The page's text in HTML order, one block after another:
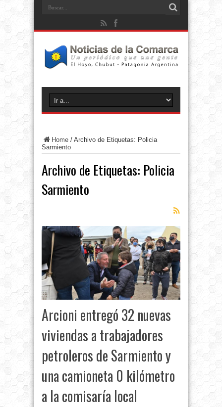
Home / Archivo de Etiquetas: Policia
Sarmiento
Archivo de Etiquetas: Policia
Sarmiento
Arcioni entregó 32 nuevas
viviendas a trabajadores
petroleros de Sarmiento y
una camioneta 0 kilómetro
a la comisaría local